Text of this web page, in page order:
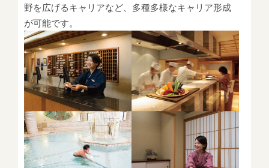
野を広げるキャリアなど、多種多様なキャリア形成
が可能です。